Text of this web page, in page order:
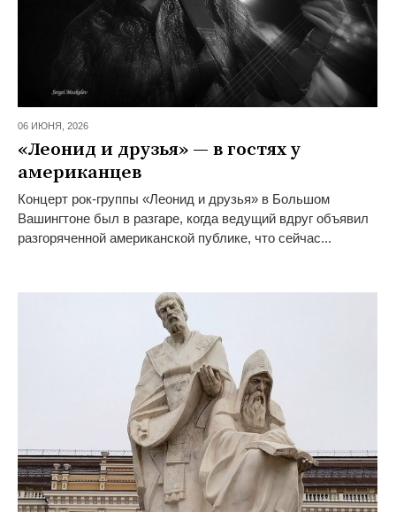
06 ИЮНЯ, 2026
«Леонид и друзья» — в гостях у
американцев
Концерт рок-группы «Леонид и друзья» в Большом
Вашингтоне был в разгаре, когда ведущий вдруг объявил
разгоряченной американской публике, что сейчас...